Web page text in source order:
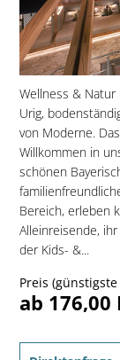
Wellness & Natur
Urig,
von Moderne.
Willkommen in
schönen
Bereich, erleben
Alleinreisende, ihr
der Kids- &...
Preis
ab 176,00